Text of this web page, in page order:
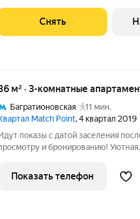
Снять
86 м² · 3-комнатные
Багратионовская
11 мин.
Квартал Match Point, 4 квартал 2019
показы с датой заселения
и бронированию!
классическая-планировка (кухня +
детскаякабинет + два
Показать телефон